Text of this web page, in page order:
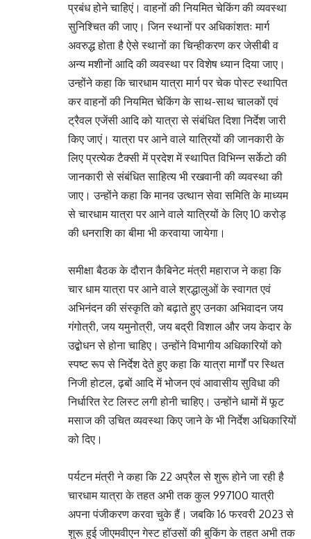
प्रबंध होने चाहिएं। वाहनों की नियमित चेकिंग की व्यवस्था
सुनिश्चित की जाए। जिन स्थानों पर अधिकांशतः मार्ग
अवरुद्ध होता है ऐसे स्थानों का चिन्हीकरण कर जेसीबी व
अन्य मशीनों आदि की व्यवस्था पर विशेष ध्यान दिया जाए।
उन्होंने कहा कि चारधाम यात्रा मार्ग पर चेक पोस्ट स्थापित
कर वाहनों की नियमित चेकिंग के साथ-साथ चालकों एवं
ट्रैवल एजेंसी आदि को यात्रा से संबंधित दिशा निर्देश जारी
किए जाएं। यात्रा पर आने वाले यात्रियों की जानकारी के
लिए प्रत्येक टैक्सी में प्रदेश में स्थापित विभिन्न सर्केटो की
जानकारी से संबंधित साहित्य भी रखवानी की व्यवस्था की
जाए। उन्होंने कहा कि मानव उत्थान सेवा समिति के माध्यम
से चारधाम यात्रा पर आने वाले यात्रियों के लिए 10 करोड़
की धनराशि का बीमा भी करवाया जायेगा।
समीक्षा बैठक के दौरान कैबिनेट मंत्री महाराज ने कहा कि
चार धाम यात्रा पर आने वाले श्रद्धालुओं के स्वागत एवं
अभिनंदन की संस्कृति को बढ़ाते हुए उनका अभिवादन जय
गंगोत्री, जय यमुनोत्री, जय बद्री विशाल और जय केदार के
उद्बोधन से होना चाहिए। उन्होंने विभागीय अधिकारियों को
स्पष्ट रूप से निर्देश देते हुए कहा कि यात्रा मार्गों पर स्थित
निजी होटल, ढ़बों आदि में भोजन एवं आवासीय सुविधा की
निर्धारित रेट लिस्ट लगी होनी चाहिए। उन्होंने धामों में फूट
मसाज की उचित व्यवस्था किए जाने के भी निर्देश अधिकारियों
को दिए।
पर्यटन मंत्री ने कहा कि 22 अप्रैल से शुरू होने जा रही है
चारधाम यात्रा के तहत अभी तक कुल 997100 यात्री
अपना पंजीकरण करवा चुके हैं। जबकि 16 फरवरी 2023 से
शुरू हुई जीएमवीएन गेस्ट हॉउसों की बुकिंग के तहत अभी तक